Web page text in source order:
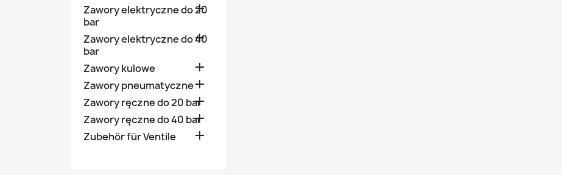
Zawory elektryczne do 20
bar

Zawory elektryczne do 40
bar

Zawory kulowe 
Zawory pneumatyczne
Zawory ręczne do 20 bar

Zawory ręczne do 40 bar

Zubehör für Ventile 